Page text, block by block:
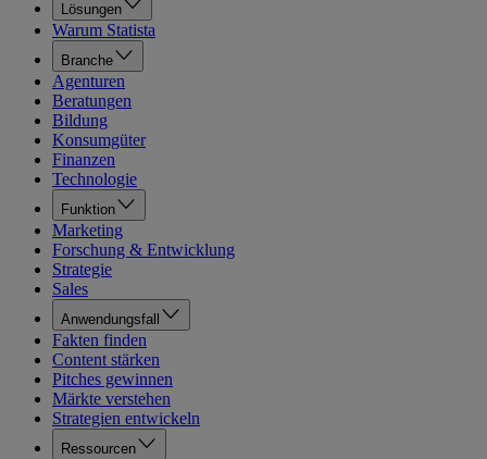
Lösungen
Warum Statista
Branche
Agenturen
Beratungen
Bildung
Konsumgüter
Finanzen
Technologie
Funktion
Marketing
Forschung & Entwicklung
Strategie
Sales
Anwendungsfall
Fakten finden
Content stärken
Pitches gewinnen
Märkte verstehen
Strategien entwickeln
Ressourcen